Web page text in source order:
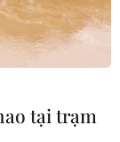
Truyền thông
tại trạm